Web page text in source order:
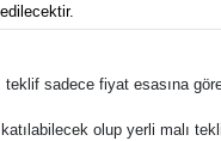
teklif sadece fiyat esasına
olup yerli malı